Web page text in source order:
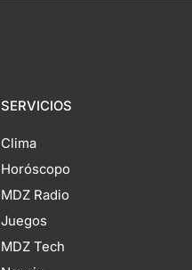
SERVICIOS
Clima
Horóscopo
MDZ Radio
Juegos
MDZ Tech